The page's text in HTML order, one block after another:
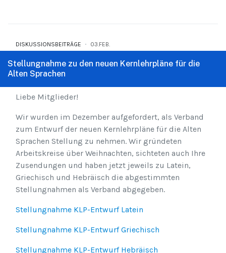
DISKUSSIONSBEITRÄGE 03.FEB.
Stellungnahme zu den neuen Kernlehrpläne für die
Alten Sprachen
Liebe Mitglieder!
Wir wurden im Dezember aufgefordert, als Verband
zum Entwurf der neuen Kernlehrpläne für die Alten
Sprachen Stellung zu nehmen. Wir gründeten
Arbeitskreise über Weihnachten, sichteten auch Ihre
Zusendungen und haben jetzt jeweils zu Latein,
Griechisch und Hebräisch die abgestimmten
Stellungnahmen als Verband abgegeben.
Stellungnahme KLP-Entwurf Latein
Stellungnahme KLP-Entwurf Griechisch
Stellungnahme KLP-Entwurf Hebräisch